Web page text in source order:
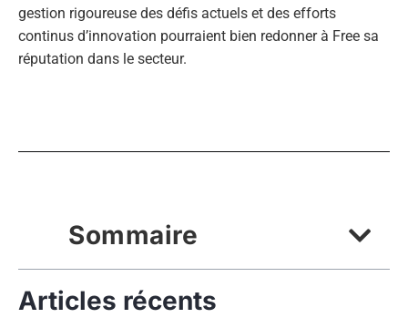
gestion rigoureuse des défis actuels et des efforts
continus d’innovation pourraient bien redonner à Free sa
réputation dans le secteur.
Sommaire
Articles récents